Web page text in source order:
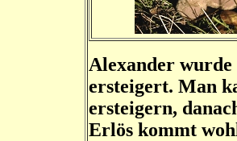
Alexander wurde
ersteigert. Man
ersteigern,
Erlös kommt